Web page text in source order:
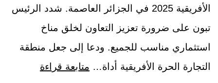
الأفريقية 2025 في الجزائر العاصمة. شدد الرئيس
تبون على ضرورة تعزيز التعاون لخلق مناخ
استثماري مناسب للجميع. ودعا إلى جعل منطقة
التجارة الحرة الأفريقية أداة… متابعة قراءة